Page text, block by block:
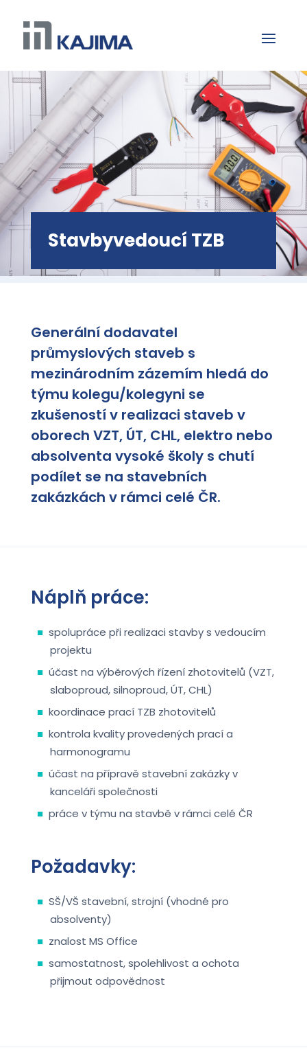
Stavbyvedoucí TZB
Generální dodavatel
průmyslových staveb s
mezinárodním zázemím hledá do
týmu kolegu/kolegyni se
zkušeností v realizaci staveb v
oborech VZT, ÚT, CHL, elektro nebo
absolventa vysoké školy s chutí
podílet se na stavebních
zakázkách v rámci celé ČR.
Náplň práce:
spolupráce při realizaci stavby s vedoucím
projektu
účast na výběrových řízení zhotovitelů (VZT,
slaboproud, silnoproud, ÚT, CHL)
koordinace prací TZB zhotovitelů
kontrola kvality provedených prací a
harmonogramu
účast na přípravě stavební zakázky v
kanceláři společnosti
práce v týmu na stavbě v rámci celé ČR
Požadavky:
SŠ/VŠ stavební, strojní (vhodné pro
absolventy)
znalost MS Office
samostatnost, spolehlivost a ochota
přijmout odpovědnost